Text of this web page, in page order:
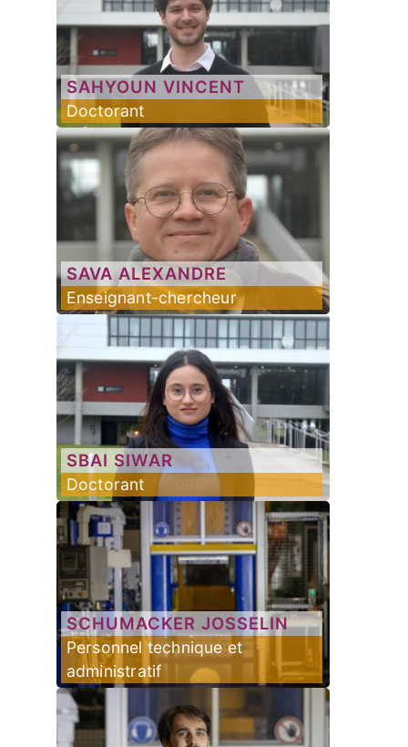
SAHYOUN VINCENT
Doctorant
SAVA ALEXANDRE
Enseignant-chercheur
SBAI SIWAR
Doctorant
SCHUMACKER JOSSELIN
Personnel technique et
administratif